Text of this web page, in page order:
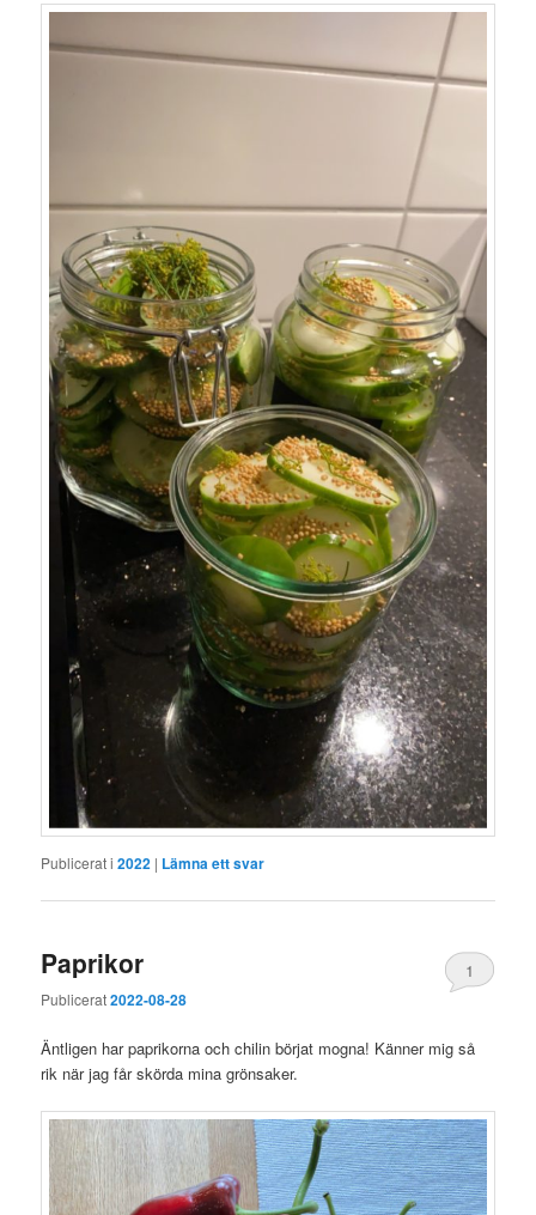
Publicerat i 2022 | Lämna ett svar
Paprikor
Publicerat2022-08-28
1
Äntligen har paprikorna och chilin börjat mogna! Känner mig så
rik när jag får skörda mina grönsaker.